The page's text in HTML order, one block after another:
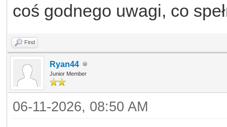
coś godnego uwagi, co
Find
Ryan44
Junior Member
06-11-2026, 08:50 AM